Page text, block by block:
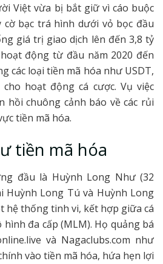
Việt vừa bị bắt giữ vì cáo buộc
bạc trá hình dưới vỏ bọc đầu
giá trị giao dịch lên đến 3,8 tỷ
động từ đầu năm 2020 đến
các loại tiền mã hóa như USDT,
hoạt động cá cược. Vụ việc
hồi chuông cảnh báo về các rủi
tiền mã hóa.
tiền mã hóa
đầu là Huỳnh Long Như (32
Huỳnh Long Tú và Huỳnh Long
hệ thống tinh vi, kết hợp giữa cá
đa cấp (MLM). Họ quảng bá
và Nagaclubs.com như
vào tiền mã hóa, hứa hẹn lợi